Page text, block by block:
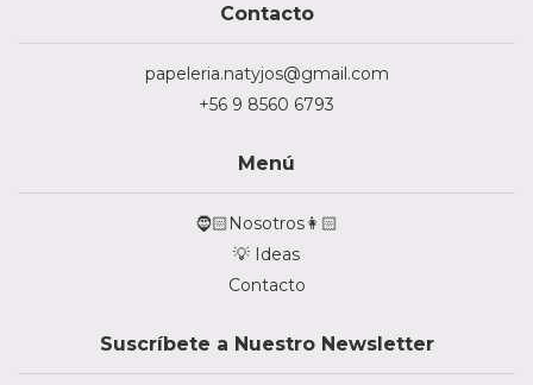
Contacto
papeleria.natyjos@gmail.com
+56 9 8560 6793
Menú
🧔🏻Nosotros👩🏻
💡 Ideas
Contacto
Suscríbete a Nuestro Newsletter